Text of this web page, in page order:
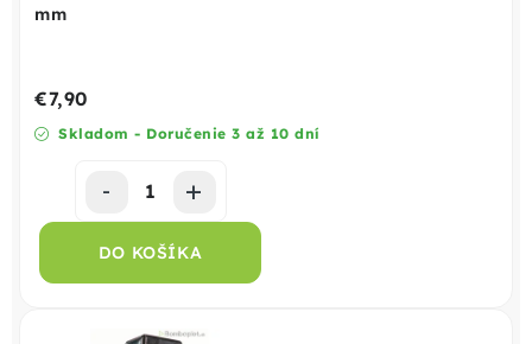
mm
Skladom - Doručenie 3 až 10 dní
€7,90
DO KOŠÍKA